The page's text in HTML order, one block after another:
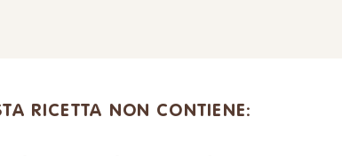
RICETTA NON CONTIENE: